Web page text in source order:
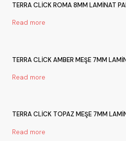
TERRA CLİCK ROMA 8MM LAMİNAT
Read more
TERRA CLİCK AMBER MEŞE 7MM
Read more
TERRA CLİCK TOPAZ MEŞE 7MM
Read more